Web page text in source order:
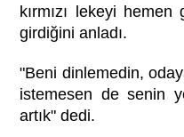
kırmızı lekeyi
girdiğini anladı.
"Beni dinlemedin,
istemesen de senin
artık" dedi.